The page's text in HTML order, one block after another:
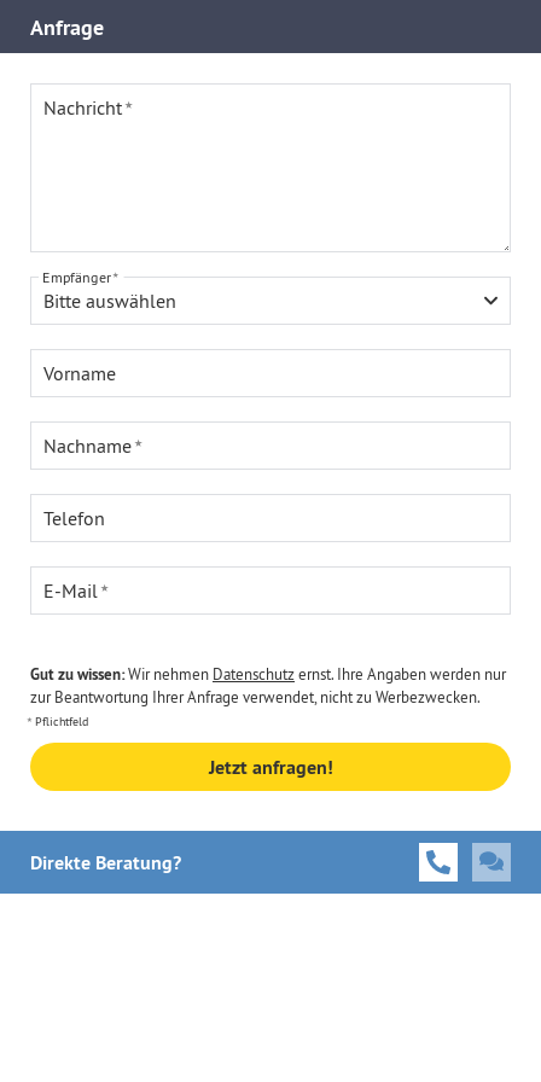
Anfrage
Nachricht
Bitte auswählen
Empfänger
Vorname
Nachname
Telefon
E-Mail
Gut zu wissen:Wir nehmen Datenschutzernst. Ihre Angaben werden nur
zur Beantwortung Ihrer Anfrage verwendet, nicht zu Werbezwecken.
Pflichtfeld
Jetzt anfragen!
Direkte Beratung?